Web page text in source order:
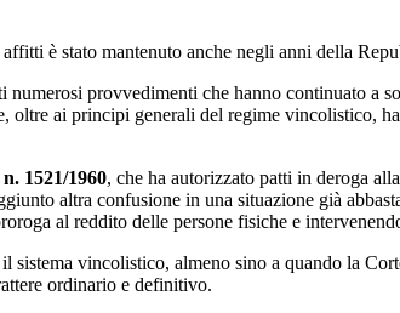
è stato mantenuto anche negli anni della
provvedimenti che hanno continuato a
oltre ai principi generali del regime vincolistico,
n. 1521/1960, che ha autorizzato patti in deroga
altra confusione in una situazione già
al reddito delle persone fisiche e
vincolistico, almeno sino a quando la
ordinario e definitivo.